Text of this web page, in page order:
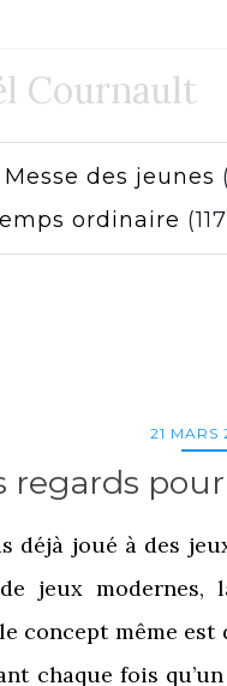
Cournault
Messe des jeunes
ordinaire
21 MARS
regards
déjà joué à des
jeux modernes,
concept même
chaque fois